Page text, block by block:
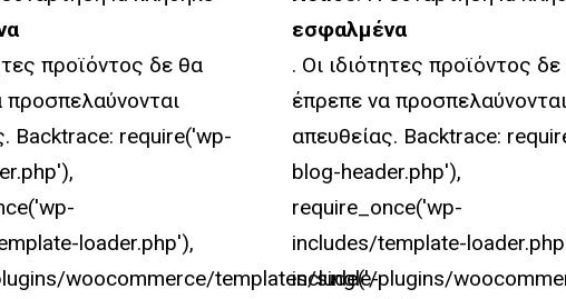
προϊόντος δε θα
προσπελαύνονται
Backtrace: require('wp-
loader.php'),
woocommerce/templates/single-
εσφαλμένα
. Οι ιδιότητες προϊόντος
έπρεπε να προσπελαύνονται
απευθείας. Backtrace:
blog-header.php'),
require_once('wp-
includes/template-
include('/plugins/